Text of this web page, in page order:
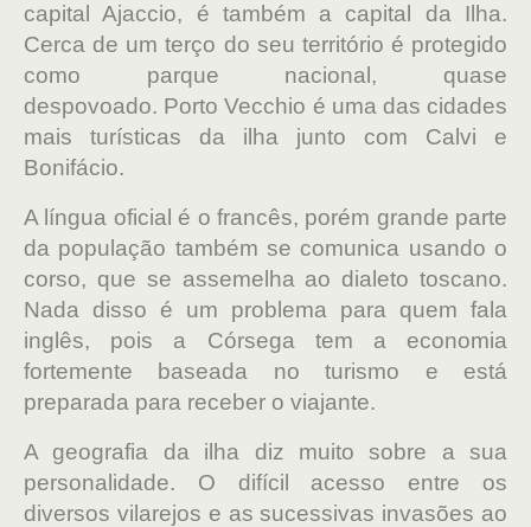
capital Ajaccio, é também a capital da Ilha.
Cerca de um terço do seu território é protegido
como parque nacional, quase
despovoado. Porto Vecchio é uma das cidades
mais turísticas da ilha junto com Calvi e
Bonifácio.
A língua oficial é o francês, porém grande parte
da população também se comunica usando o
corso, que se assemelha ao dialeto toscano.
Nada disso é um problema para quem fala
inglês, pois a Córsega tem a economia
fortemente baseada no turismo e está
preparada para receber o viajante.
A geografia da ilha diz muito sobre a sua
personalidade. O difícil acesso entre os
diversos vilarejos e as sucessivas invasões ao